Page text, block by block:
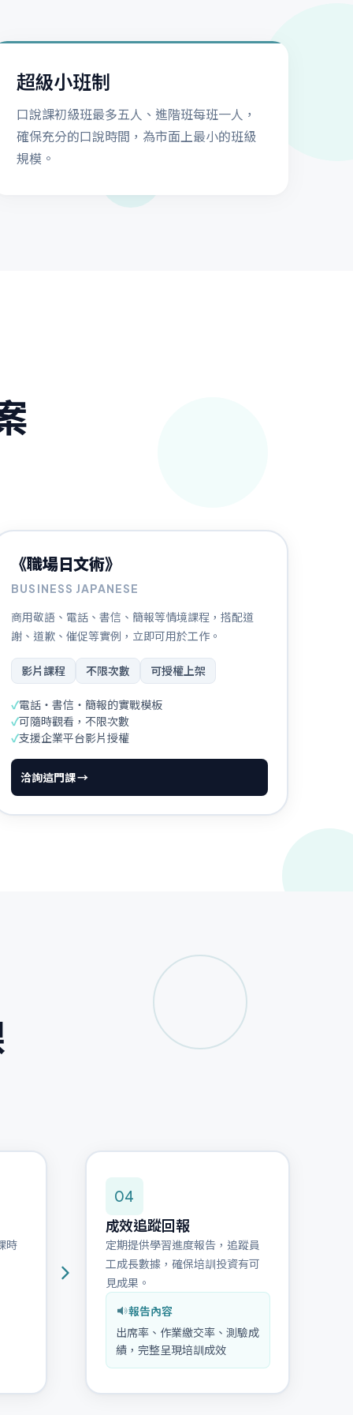
超級小班制
口說課初級班最多五人、進階班每班一人，
確保充分的口說時間，為市面上最小的班級
規模。
《職場日文術》
BUSINESS JAPANESE
商用敬語、電話、書信、簡報等情境課程，搭配道
謝、道歉、催促等實例，立即可用於工作。
影片課程 不限次數 可授權上架
✓電話・書信・簡報的實戰模板
✓可隨時觀看，不限次數
✓支援企業平台影片授權
洽詢這門課 →
時
04
成效追蹤回報
定期提供學習進度報告，追蹤員
工成長數據，確保培訓投資有可
見成果。
報告內容
出席率、作業繳交率、測驗成
績，完整呈現培訓成效